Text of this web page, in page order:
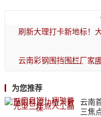
刷新大理打卡新地标！
云南彩钢围挡围栏厂家
围挡、施
为您推荐
云南
三焦